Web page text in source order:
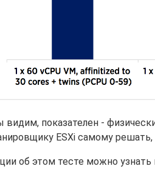
видим, показателен -
ESXi самому
об этом тесте можно узнать